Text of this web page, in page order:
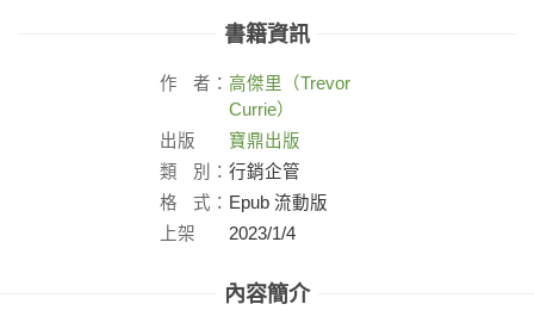
書籍資訊
作 者： 高傑里（Trevor
Currie）
出版
社：
寶鼎出版
類
別： 行銷企管
格
式： Epub 流動版
上架
2023/1/4
內容簡介